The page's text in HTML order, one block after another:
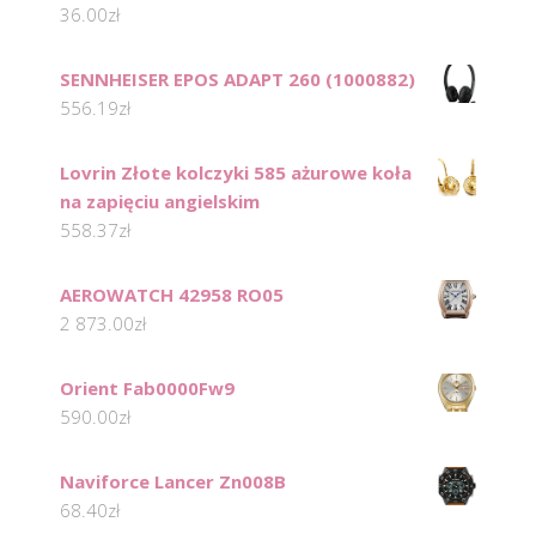
36.00zł
SENNHEISER EPOS ADAPT 260 (1000882)
556.19zł
Lovrin Złote kolczyki 585 ażurowe koła
na zapięciu angielskim
558.37zł
AEROWATCH 42958 RO05
2 873.00zł
Orient Fab0000Fw9
590.00zł
Naviforce Lancer Zn008B
68.40zł